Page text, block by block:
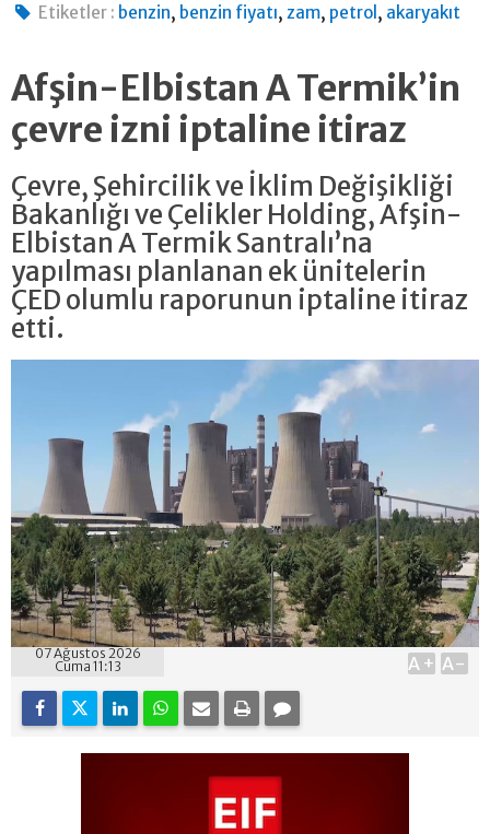
Etiketler : benzin, benzin fiyatı,zam, petrol , akaryakıt
Afşin-Elbistan A Termik’in
çevre izni iptaline itiraz
Çevre, Şehircilik ve İklim Değişikliği
Bakanlığı ve Çelikler Holding, Afşin-
Elbistan A Termik Santralı’na
yapılması planlanan ek ünitelerin
ÇED olumlu raporunun iptaline itiraz
etti.
07 Ağustos 2026
Cuma 11:13
A+ A-